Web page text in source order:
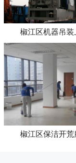
椒江区机器吊装
椒江区保洁开荒